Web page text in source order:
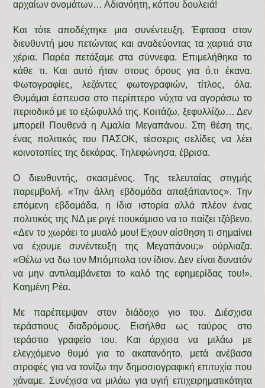
αρχαίων ονομάτων… Αδιανόητη, κόπου δουλειά!
Και τότε αποδέχτηκε μια συνέντευξη. Έφτασα στον
διευθυντή μου πετώντας και αναδεύοντας τα χαρτιά στα
χέρια. Παρέα πετάξαμε στα σύννεφα. Επιμελήθηκα το
κάθε τι. Και αυτό ήταν στους όρους για ό,τι έκανα.
Φωτογραφίες, λεζάντες φωτογραφιών, τίτλος, όλα.
Θυμάμαι έσπευσα στο περίπτερο νύχτα να αγοράσω το
περιοδικό με το εξώφυλλό της. Κοιτάζω, ξεφυλλίζω… Δεν
μπορεί! Πουθενά η Αμαλία Μεγαπάνου. Στη θέση της,
ένας πολιτικός του ΠΑΣΟΚ, τέσσερις σελίδες να λέει
κοινοτοπίες της δεκάρας. Τηλεφώνησα, έβρισα.
Ο διευθυντής, σκασμένος. Της τελευταίας στιγμής
παρεμβολή. «Την άλλη εβδομάδα απαξάπαντος». Την
επόμενη εβδομάδα, η ίδια ιστορία αλλά πλέον ένας
πολιτικός της ΝΔ με ριγέ πουκάμισο να το παίζει τζόβενο.
«Δεν το χωράει το μυαλό μου! Εχουν αίσθηση τι σημαίνει
να έχουμε συνέντευξη της Μεγαπάνου;» ούρλιαζα.
«Θέλω να δω τον Μπόμπολα τον ίδιον. Δεν είναι δυνατόν
να μην αντιλαμβάνεται το καλό της εφημερίδας του!».
Καημένη Ρέα.
Με παρέπεμψαν στον διάδοχο γιο του. Διέσχισα
τεράστιους διαδρόμους. Εισήλθα ως ταύρος στο
τεράστιο γραφείο του. Και άρχισα να μιλάω με
ελεγχόμενο θυμό για το ακατανόητο, μετά ανέβασα
στροφές για να τονίζω την δημοσιογραφική επιτυχία που
χάναμε. Συνέχισα να μιλάω για υγιή επιχειρηματικότητα